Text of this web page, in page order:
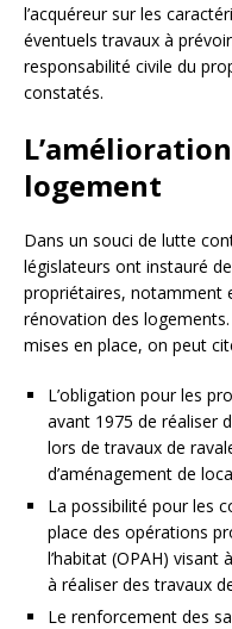
l’acquéreur sur les
éventuels travaux à
responsabilité civile du
constatés.
logement
Dans un souci de lutte
législateurs ont instauré
propriétaires, notamment
rénovation des
mises en place, on peut
L’obligation pour les
avant 1975 de réaliser
lors de travaux de
d’aménagement de
La possibilité pour les
place des opérations
l’habitat (OPAH)
à réaliser des travaux
Le renforcement des